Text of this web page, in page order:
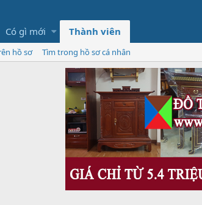
Có gì mới Thành viên
hồ sơ Tìm trong hồ sơ cá nhân